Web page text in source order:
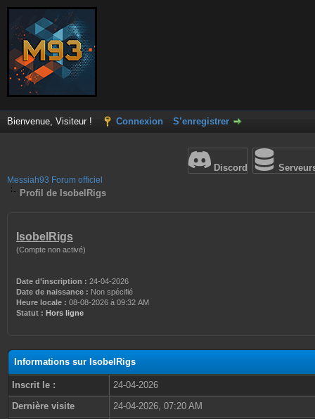
Bienvenue, Visiteur ! Connexion S’enregistrer
Discord
Messiah93 Forum officiel
Profil de IsobelRigs
IsobelRigs
(Compte non activé)
Date d’inscription : 24-04-2026
Date de naissance : Non spécifié
Heure locale : 08-08-2026 à 09:32 AM
Statut : Hors ligne
Informations sur IsobelRigs
Inscrit le :
24-04-2026
Dernière visite
24-04-2026, 07:20 AM